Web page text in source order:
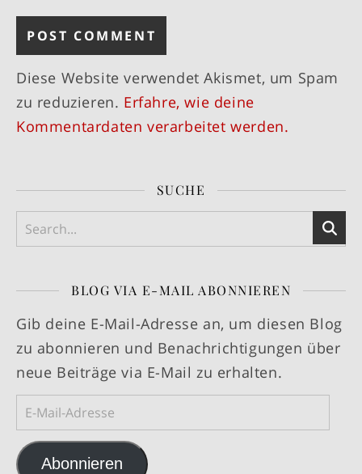
Diese Website verwendet Akismet, um Spam
zu reduzieren. Erfahre, wie deine
Kommentardaten verarbeitet werden.
SUCHE
BLOG VIA E-MAIL ABONNIEREN
Gib deine E-Mail-Adresse an, um diesen Blog
zu abonnieren und Benachrichtigungen über
neue Beiträge via E-Mail zu erhalten.
E-Mail-Adresse
Abonnieren